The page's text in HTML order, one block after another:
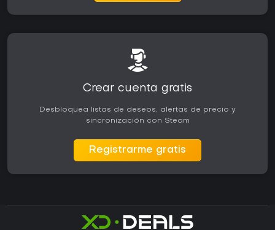
Crear cuenta gratis
Desbloquea listas de deseos, alertas de precio y
sincronización con Steam
Registrarme gratis